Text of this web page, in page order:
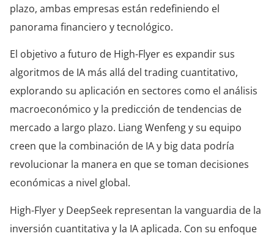
plazo, ambas empresas están redefiniendo el
panorama financiero y tecnológico.
El objetivo a futuro de High-Flyer es expandir sus
algoritmos de IA más allá del trading cuantitativo,
explorando su aplicación en sectores como el análisis
macroeconómico y la predicción de tendencias de
mercado a largo plazo. Liang Wenfeng y su equipo
creen que la combinación de IA y big data podría
revolucionar la manera en que se toman decisiones
económicas a nivel global.
High-Flyer y DeepSeek representan la vanguardia de la
inversión cuantitativa y la IA aplicada. Con su enfoque